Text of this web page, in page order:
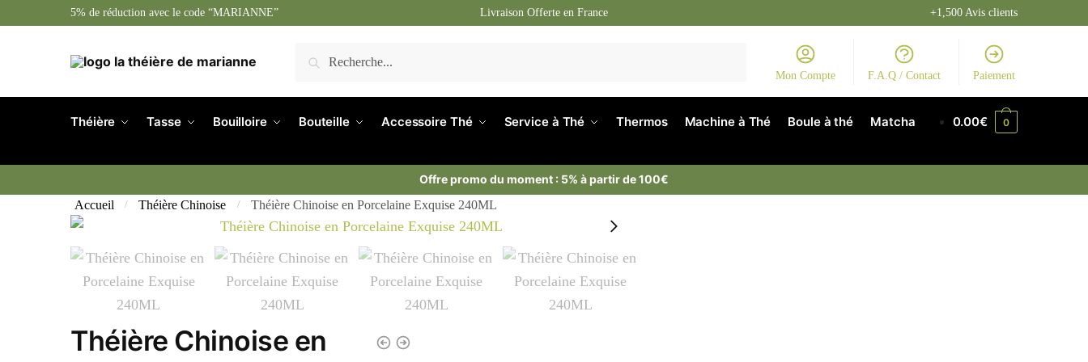
to
to
5% de réduction avec le code “MARIANNE” Livraison Offerte en France +1,500 Avis clients
pour :
Mon Compte F.A.Q / Contact Paiement
Théière Tasse Bouilloire Bouteille Accessoire Thé Service à Thé Thermos Machine à Thé Boule à thé Matcha 0.00€ 0
Offre promo du moment : 5% à partir de 100€
Accueil
/ Théière Chinoise / Théière Chinoise en Porcelaine Exquise 240ML
Théière Chinoise en